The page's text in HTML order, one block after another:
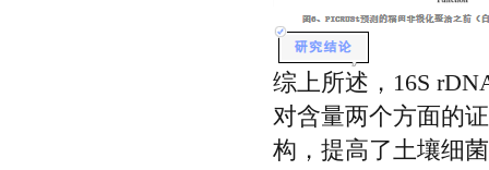
综上所述，16S
对含量两个方面的
构，提高了土壤细